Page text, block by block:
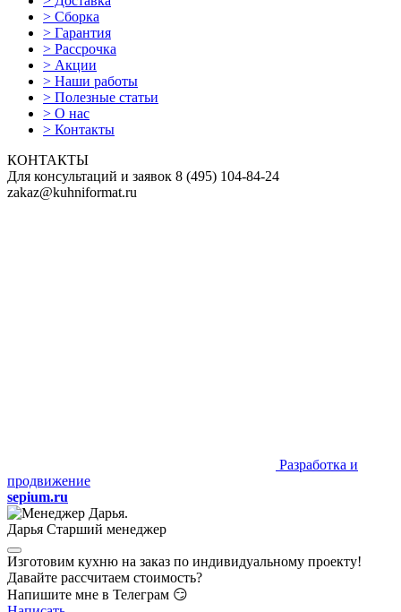
> Сборка
> Гарантия
> Рассрочка
> Акции
> Наши работы
> Полезные статьи
> О нас
> Контакты
КОНТАКТЫ
Для консультаций и заявок 8 (495) 104-84-24
zakaz@kuhniformat.ru
Разработка и
продвижение
sepium.ru
Дарья Старший менеджер
Изготовим кухню на заказ по индивидуальному проекту!
Давайте рассчитаем стоимость?
Напишите мне в Телеграм 😏